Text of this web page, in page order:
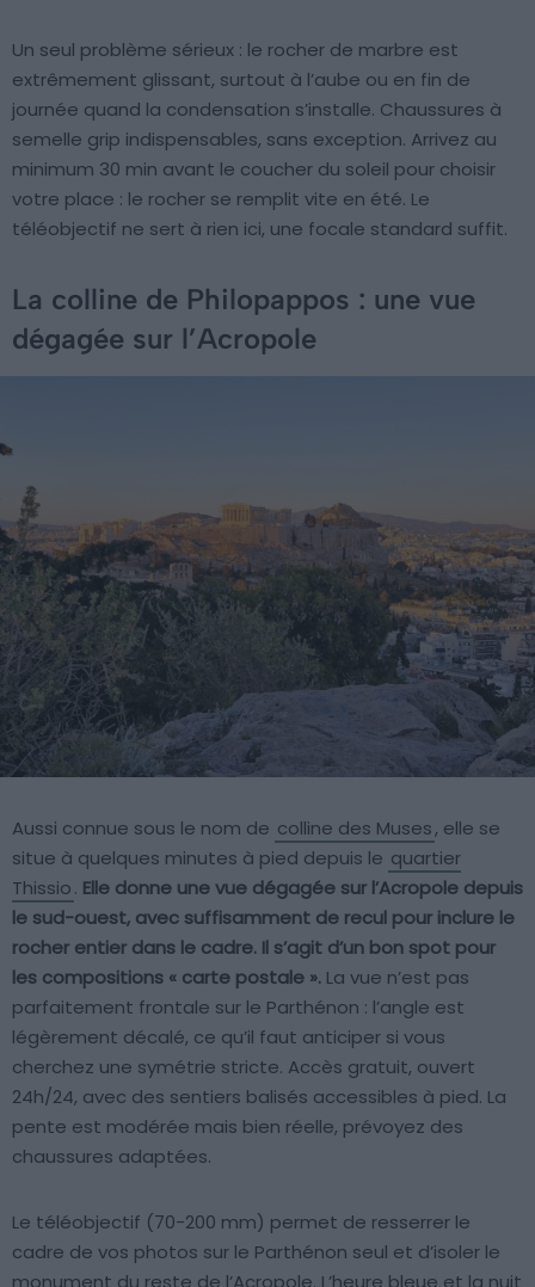
Un seul problème sérieux : le rocher de marbre est
extrêmement glissant, surtout à l’aube ou en fin de
journée quand la condensation s’installe. Chaussures à
semelle grip indispensables, sans exception. Arrivez au
minimum 30 min avant le coucher du soleil pour choisir
votre place : le rocher se remplit vite en été. Le
téléobjectif ne sert à rien ici, une focale standard suffit.
La colline de Philopappos : une vue
dégagée sur l’Acropole
Aussi connue sous le nom de colline des Muses, elle se
situe à quelques minutes à pied depuis le quartier
Thissio. Elle donne une vue dégagée sur l’Acropole depuis
le sud-ouest, avec suffisamment de recul pour inclure le
rocher entier dans le cadre. Il s’agit d’un bon spot pour
les compositions « carte postale ». La vue n’est pas
parfaitement frontale sur le Parthénon : l’angle est
légèrement décalé, ce qu’il faut anticiper si vous
cherchez une symétrie stricte. Accès gratuit, ouvert
24h/24, avec des sentiers balisés accessibles à pied. La
pente est modérée mais bien réelle, prévoyez des
chaussures adaptées.
Le téléobjectif (70-200 mm) permet de resserrer le
cadre de vos photos sur le Parthénon seul et d’isoler le
monument du reste de l’Acropole. L’heure bleue et la nuit